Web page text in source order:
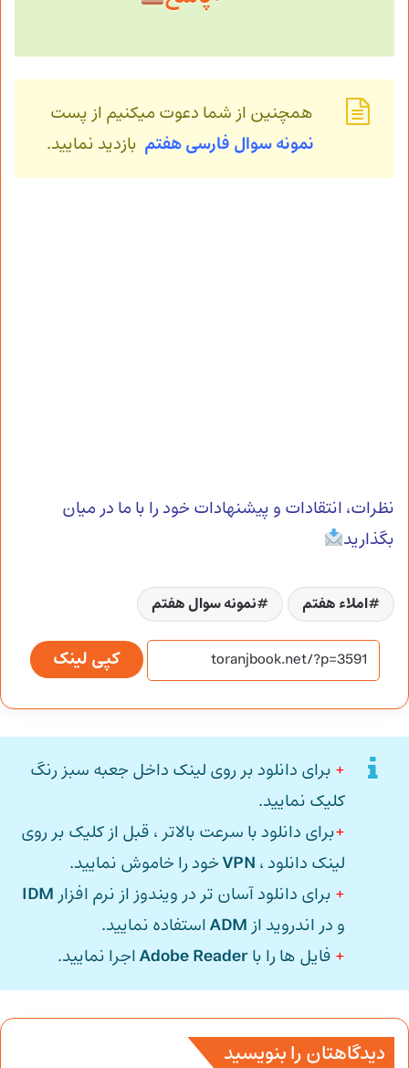
همچنین از شما دعوت میکنیم از پست
نمونه سوال فارسی هفتم بازدید نمایید.
نظرات، انتقادات و پیشنهادات خود را با ما در میان
بگذارید
املاء هفتم نمونه سوال هفتم
کپی لینک
+ برای دانلود بر روی لینک داخل جعبه سبز رنگ
کلیک نمایید.
+برای دانلود با سرعت بالاتر ، قبل از کلیک بر روی
لینک دانلود ، VPNخود را خاموش نمایید.
+ برای دانلود آسان تر در ویندوز از نرم افزار IDM
و در اندروید از ADMاستفاده نمایید.
+ فایل ها را باAdobe Readerاجرا نمایید.
دیدگاهتان را بنویسید